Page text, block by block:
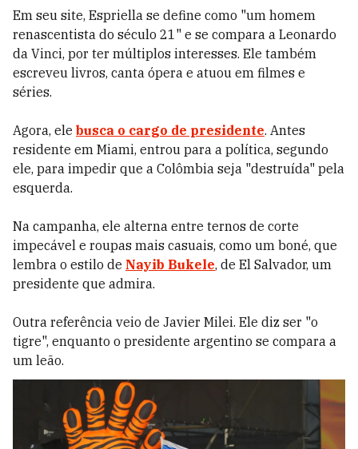
Em seu site, Espriella se define como "um homem
renascentista do século 21" e se compara a Leonardo
da Vinci, por ter múltiplos interesses. Ele também
escreveu livros, canta ópera e atuou em filmes e
séries.
Agora, ele busca o cargo de presidente. Antes
residente em Miami, entrou para a política, segundo
ele, para impedir que a Colômbia seja "destruída" pela
esquerda.
Na campanha, ele alterna entre ternos de corte
impecável e roupas mais casuais, como um boné, que
lembra o estilo de Nayib Bukele, de El Salvador, um
presidente que admira.
Outra referência veio de Javier Milei. Ele diz ser "o
tigre", enquanto o presidente argentino se compara a
um leão.